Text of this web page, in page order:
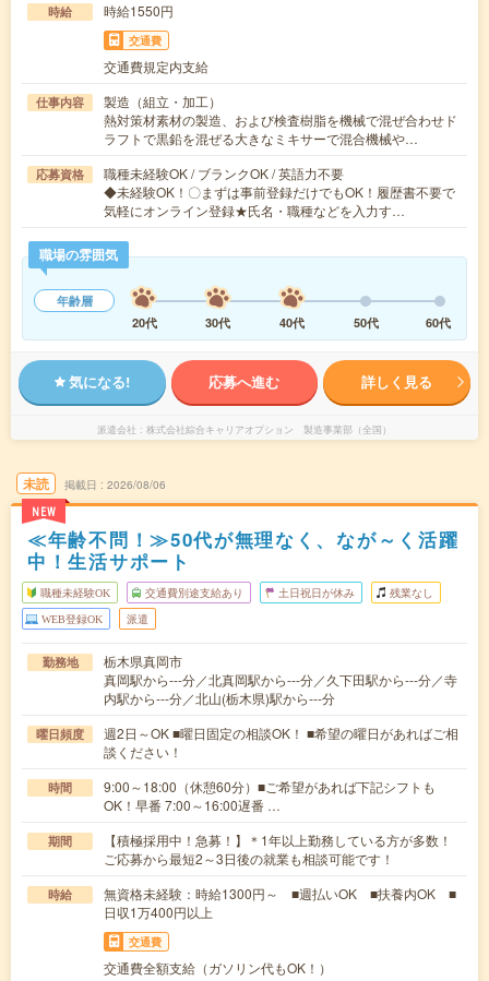
時給 時給1550円
交通費
交通費規定内支給
仕事内容
製造（組立・加工）
熱対策材素材の製造、および検査樹脂を機械で混ぜ合わせド
ラフトで黒鉛を混ぜる大きなミキサーで混合機械や…
応募資格
職種未経験OK / ブランクOK / 英語力不要
◆未経験OK！〇まずは事前登録だけでもOK！履歴書不要で
気軽にオンライン登録★氏名・職種などを入力す…
職場の雰囲気
年齢層
20代
30代 40代 50代 60代
気になる! 応募へ進む 詳しく見る
派遣会社 株式会社綜合キャリアオプション 製造事業部（全国）
未読
NEW
掲載日 2026/08/06
≪年齢不問！≫50代が無理なく、なが～く活躍
中！生活サポート
職種未経験OK 交通費別途支給あり 土日祝日が休み 残業なし
WEB登録OK 派遣
勤務地
栃木県真岡市
真岡駅から---分／北真岡駅から---分／久下田駅から---分／寺
内駅から---分／北山(栃木県)駅から---分
曜日頻度
週2日～OK ■曜日固定の相談OK！ ■希望の曜日があればご相
談ください！
時間
9:00～18:00（休憩60分）■ご希望があれば下記シフトも
OK！早番 7:00～16:00遅番 …
期間
【積極採用中！急募！】＊1年以上勤務している方が多数！
ご応募から最短2～3日後の就業も相談可能です！
時給
無資格未経験：時給1300円～ ■週払いOK ■扶養内OK ■
日収1万400円以上
交通費
交通費全額支給（ガソリン代もOK！）